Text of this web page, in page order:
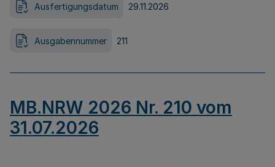
Ausfertigungsdatum 29.11.2026
Ausgabennummer 211
MB.NRW 2026 Nr. 210 vom
31.07.2026